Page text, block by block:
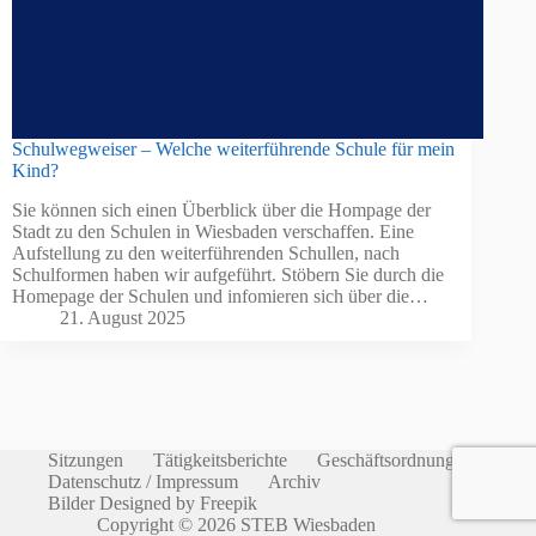
Schulwegweiser – Welche weiterführende Schule für mein
Kind?
Sie können sich einen Überblick über die Hompage der
Stadt zu den Schulen in Wiesbaden verschaffen. Eine
Aufstellung zu den weiterführenden Schullen, nach
Schulformen haben wir aufgeführt. Stöbern Sie durch die
Homepage der Schulen und infomieren sich über die…
21. August 2025
Sitzungen Tätigkeitsberichte
Geschäftsordnung
Datenschutz / Impressum
Archiv
Bilder Designed by Freepik
Copyright © 2026 STEB Wiesbaden